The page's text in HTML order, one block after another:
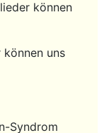
können
uns
Syndrom